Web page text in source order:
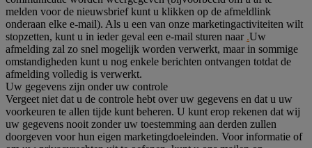
melden voor de nieuwsbrief kunt u klikken op de afmeldlink
onderaan elke e-mail). Als u een van onze marketingactiviteiten wilt
stopzetten, kunt u in ieder geval een e-mail sturen naar .Uw
afmelding zal zo snel mogelijk worden verwerkt, maar in sommige
omstandigheden kunt u nog enkele berichten ontvangen totdat de
afmelding volledig is verwerkt.
Uw gegevens zijn onder uw controle
Vergeet niet dat u de controle hebt over uw gegevens en dat u uw
voorkeuren te allen tijde kunt beheren. U kunt erop rekenen dat wij
uw gegevens nooit zonder uw toestemming aan derden zullen
doorgeven voor hun eigen marketingdoeleinden. Voor informatie of